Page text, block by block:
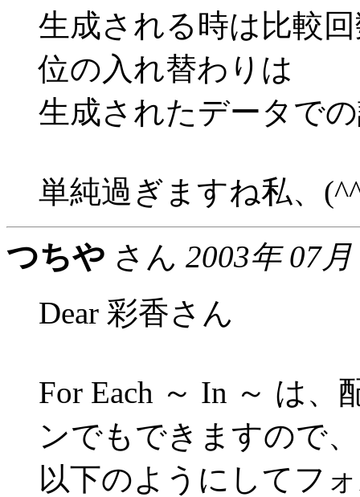
生成される時は比較
位の入れ替わりは
生成されたデータで
単純過ぎますね私、
つちや さん 2003年 07
Dear 彩香さん
For Each ～ In ～ は
ンでもできますので、
以下のようにしてフ